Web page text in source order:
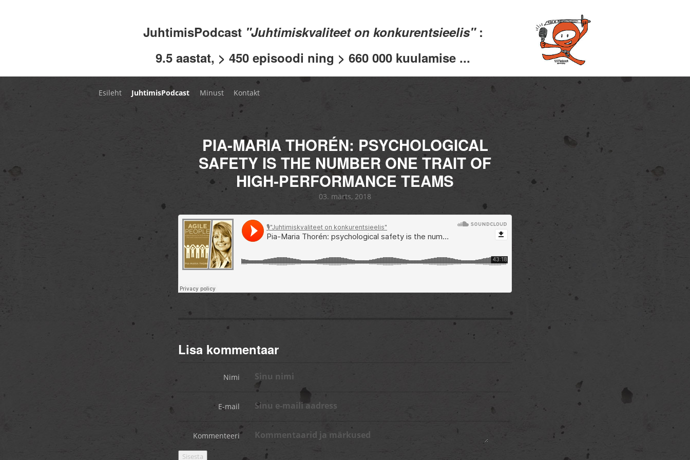
JuhtimisPodcast "Juhtimiskvaliteet on konkurentsieelis" :
9.5 aastat, > 450 episoodi ning > 660 000 kuulamise ...
Esileht JuhtimisPodcast Minust Kontakt
PIA-MARIA THORÉN: PSYCHOLOGICAL
SAFETY IS THE NUMBER ONE TRAIT OF
HIGH-PERFORMANCE TEAMS
03. märts, 2018
Lisa kommentaar
Nimi
E-mail
Kommenteeri